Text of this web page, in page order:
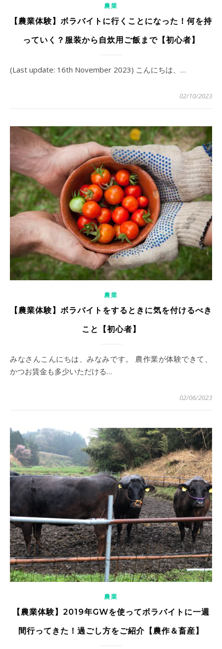
農業
【農業体験】ボラバイトに行くことになった！何を持
っていく？服装から自炊用ご飯まで【初心者】
(Last update: 16th November 2023) こんにちは、…
02/10/2023
農業
【農業体験】ボラバイトをするときに気を付けるべき
こと【初心者】
みなさんこんにちは、みなみです。 農作業が体験できて、
かつお賃金も多少いただける…
02/06/2023
農業
【農業体験】2019年GWを使ってボラバイトに一週
間行ってきた！過ごし方をご紹介【農作＆畜産】